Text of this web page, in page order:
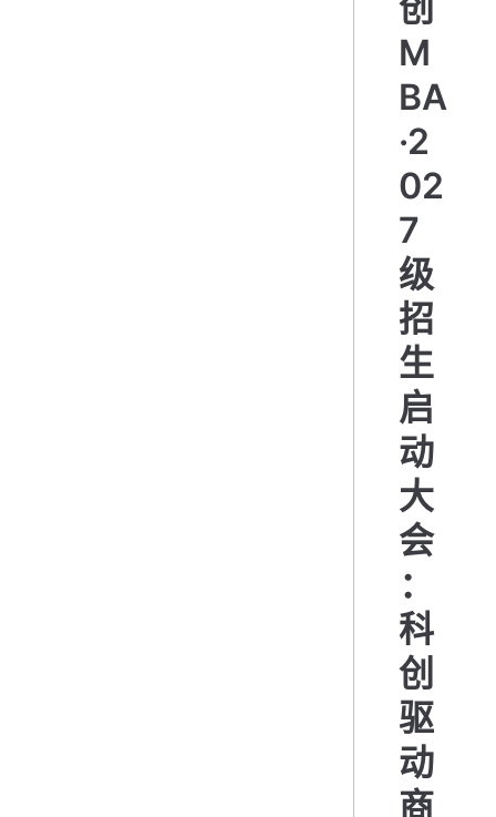
M
BA
·2
02
7
级
招
生
启
动
大
会
：
科
创
驱
动
商